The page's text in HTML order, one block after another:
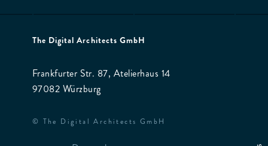
The Digital Architects GmbH
Frankfurter Str. 87, Atelierhaus 14
97082 Würzburg
© The Digital Architects GmbH